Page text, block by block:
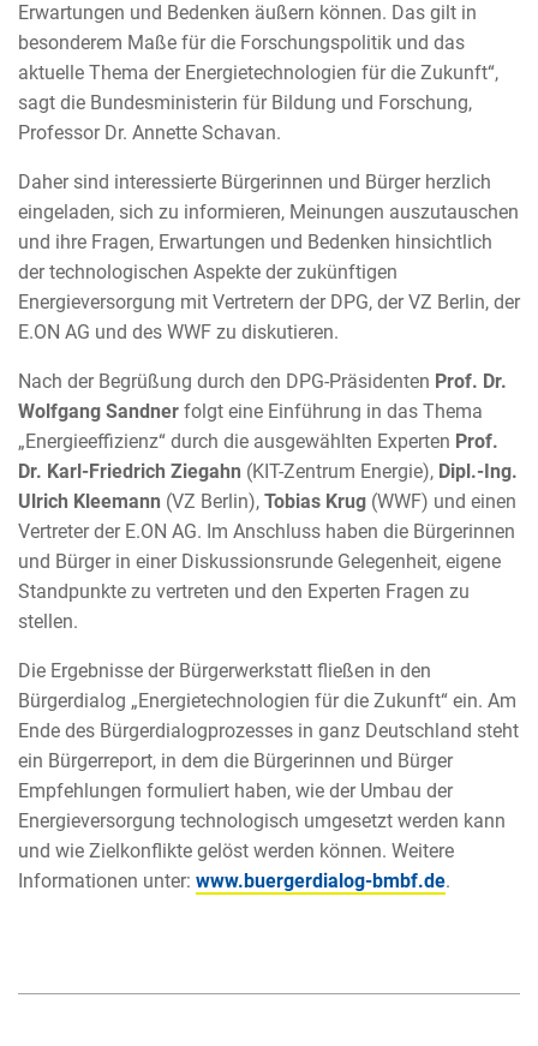
Erwartungen und Bedenken äußern können. Das gilt in
besonderem Maße für die Forschungspolitik und das
aktuelle Thema der Energietechnologien für die Zukunft“,
sagt die Bundesministerin für Bildung und Forschung,
Professor Dr. Annette Schavan.
Daher sind interessierte Bürgerinnen und Bürger herzlich
eingeladen, sich zu informieren, Meinungen auszutauschen
und ihre Fragen, Erwartungen und Bedenken hinsichtlich
der technologischen Aspekte der zukünftigen
Energieversorgung mit Vertretern der DPG, der VZ Berlin, der
E.ON AG und des WWF zu diskutieren.
Nach der Begrüßung durch den DPG-Präsidenten Prof. Dr.
Wolfgang Sandner folgt eine Einführung in das Thema
„Energieeffizienz“ durch die ausgewählten Experten Prof.
Dr. Karl-Friedrich Ziegahn (KIT-Zentrum Energie), Dipl.-Ing.
Ulrich Kleemann (VZ Berlin), Tobias Krug (WWF) und einen
Vertreter der E.ON AG. Im Anschluss haben die Bürgerinnen
und Bürger in einer Diskussionsrunde Gelegenheit, eigene
Standpunkte zu vertreten und den Experten Fragen zu
stellen.
Die Ergebnisse der Bürgerwerkstatt fließen in den
Bürgerdialog „Energietechnologien für die Zukunft“ ein. Am
Ende des Bürgerdialogprozesses in ganz Deutschland steht
ein Bürgerreport, in dem die Bürgerinnen und Bürger
Empfehlungen formuliert haben, wie der Umbau der
Energieversorgung technologisch umgesetzt werden kann
und wie Zielkonflikte gelöst werden können. Weitere
Informationen unter: www.buergerdialog-bmbf.de.